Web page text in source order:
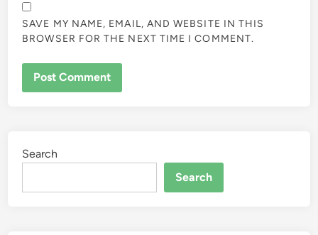
SAVE MY NAME, EMAIL, AND WEBSITE IN THIS
BROWSER FOR THE NEXT TIME I COMMENT.
Search
Search